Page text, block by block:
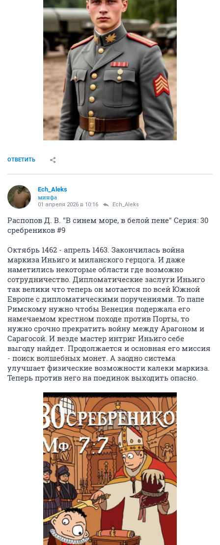
ОТВЕТИТЬ
Ech_Aleks
минфа
01 апреля 2026 в 10:16 Ech_Aleks
Распопов Д. В. "В синем море, в белой пене" Серия: 30
сребреников #9
Октябрь 1462 - апрель 1463. Закончилась война
маркиза Иньиго и миланского герцога. И даже
наметились некоторые области где возможно
сотрудничество. Дипломатические заслуги Иньиго
так велики что теперь он мотается по всей Южной
Европе с дипломатическими поручениями. То папе
Римскому нужно чтобы Венеция подержала его
намечаемом крестном походе против Порты, то
нужно срочно прекратить войну между Арагоном и
Сарагосой. И везде мастер интриг Иньиго себе
выгоду найдет. Продолжается и основная его миссия
- поиск волшебных монет. А заодно система
улучшает физические возможности калеки маркиза.
Теперь против него на поединок выходить опасно.